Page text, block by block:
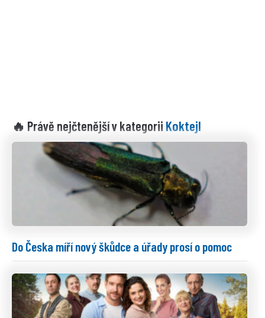
🔥 Právě nejčtenější v kategorii Koktejl
Do Česka míří nový škůdce a úřady prosí o pomoc